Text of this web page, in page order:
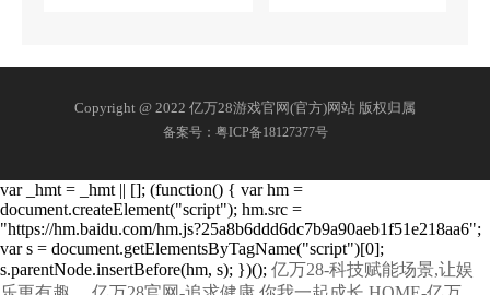
Copyright @ 2022 亿万28游戏官网(官方)网站 版权归属
备案号：粤ICP备18127377号
var _hmt = _hmt || []; (function() { var hm =
document.createElement("script"); hm.src =
"https://hm.baidu.com/hm.js?25a8b6ddd6dc7b9a90aeb1f51e218aa6";
var s = document.getElementsByTagName("script")[0];
s.parentNode.insertBefore(hm, s); })(); 亿万28-科技赋能场景,让娱